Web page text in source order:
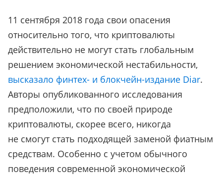
11 сентября 2018 года свои опасения
относительно того, что криптовалюты
действительно не могут стать глобальным
решением экономической нестабильности,
высказало финтех- и блокчейн-издание Diar.
Авторы опубликованного исследования
предположили, что по своей природе
криптовалюты, скорее всего, никогда
не смогут стать подходящей заменой фиатным
средствам. Особенно с учетом обычного
поведения современной экономической